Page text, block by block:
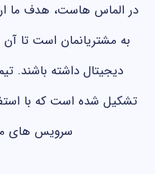
در الماس هاست، هدف ما
به مشتریانمان است تا آن
دیجیتال داشته باشند.
تشکیل شده است که با
سرویس های